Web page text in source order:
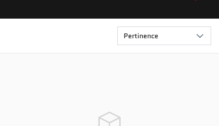
Pertinence